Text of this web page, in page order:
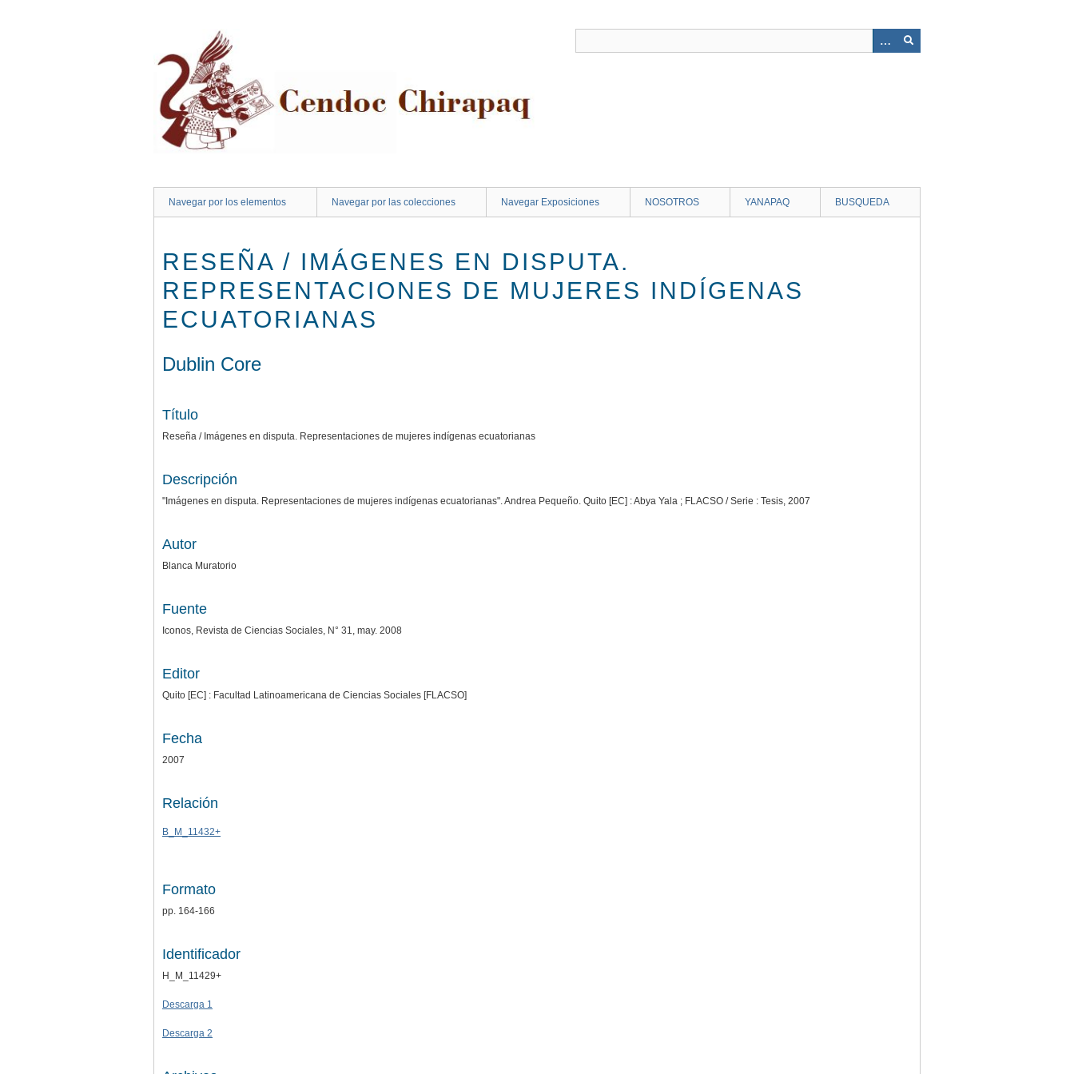
Navegar por los elementos Navegar por las colecciones Navegar Exposiciones NOSOTROS YANAPAQ BUSQUEDA
RESEÑA / IMÁGENES EN DISPUTA.
REPRESENTACIONES DE MUJERES INDÍGENAS
ECUATORIANAS
Dublin Core
Título
Reseña / Imágenes en disputa. Representaciones de mujeres indígenas ecuatorianas
Descripción
"Imágenes en disputa. Representaciones de mujeres indígenas ecuatorianas". Andrea Pequeño. Quito [EC] : Abya Yala ; FLACSO / Serie : Tesis, 2007
Autor
Blanca Muratorio
Fuente
Iconos, Revista de Ciencias Sociales, N° 31, may. 2008
Editor
Quito [EC] : Facultad Latinoamericana de Ciencias Sociales [FLACSO]
Fecha
2007
Relación
B_M_11432+
Formato
pp. 164-166
Identificador
H_M_11429+
Descarga 1
Descarga 2